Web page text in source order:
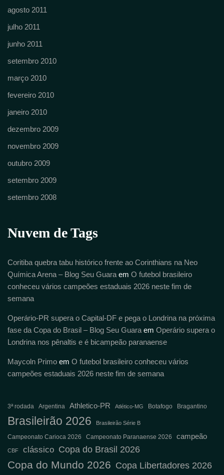
agosto 2011
julho 2011
junho 2011
setembro 2010
março 2010
fevereiro 2010
janeiro 2010
dezembro 2009
novembro 2009
outubro 2009
setembro 2009
setembro 2008
Nuvem de Tags
Coritiba quebra tabu histórico frente ao Corinthians na Neo
Química Arena – Blog Seu Guara em O futebol brasileiro
conheceu vários campeões estaduais 2026 neste fim de
semana
Operário-PR supera o Capital-DF e pega o Londrina na próxima
fase da Copa do Brasil – Blog Seu Guara em Operário supera o
Londrina nos pênaltis e é bicampeão paranaense
Maycoln Primo em O futebol brasileiro conheceu vários
campeões estaduais 2026 neste fim de semana
3ª rodada Argentina Athletico-PR Atlético-MG Botafogo Bragantino
Brasileirão 2026 Brasileirão Série B
Campeonato Carioca 2026 Campeonato Paranaense 2026 campeão
CBF clássico Copa do Brasil 2026
Copa do Mundo 2026 Copa Libertadores 2026